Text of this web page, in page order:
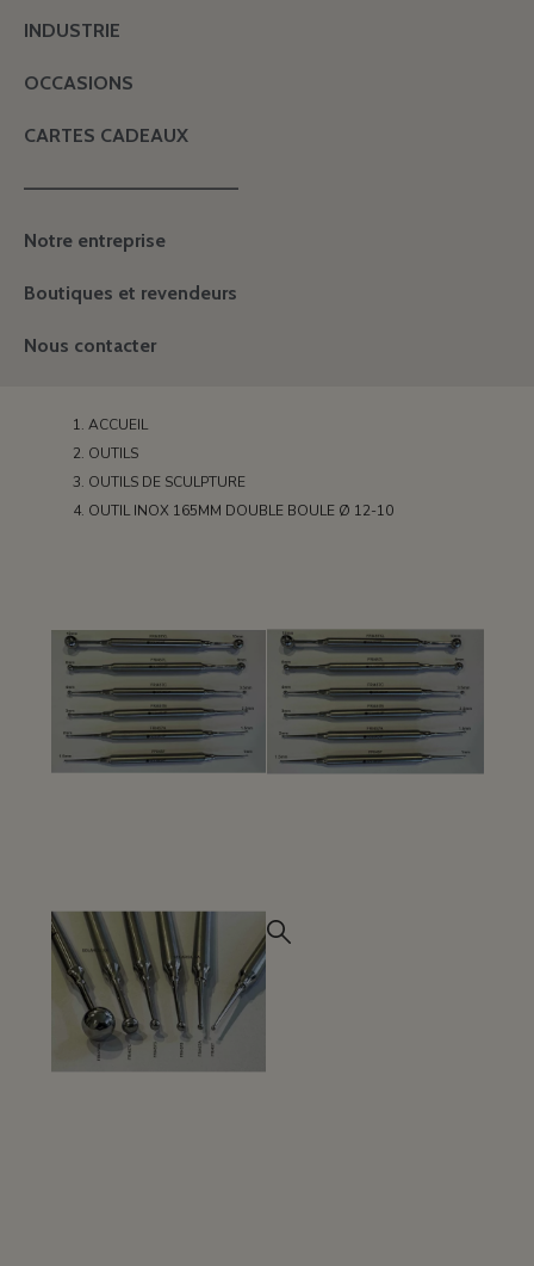
INDUSTRIE
OCCASIONS
CARTES CADEAUX
———————————————
Notre entreprise
Boutiques et revendeurs
Nous contacter
ACCUEIL
OUTILS
OUTILS DE SCULPTURE
OUTIL INOX 165MM DOUBLE BOULE Ø 12-10